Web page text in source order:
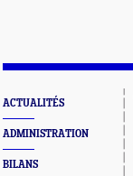
ACTUALITÉS
ADMINISTRATION
BILANS